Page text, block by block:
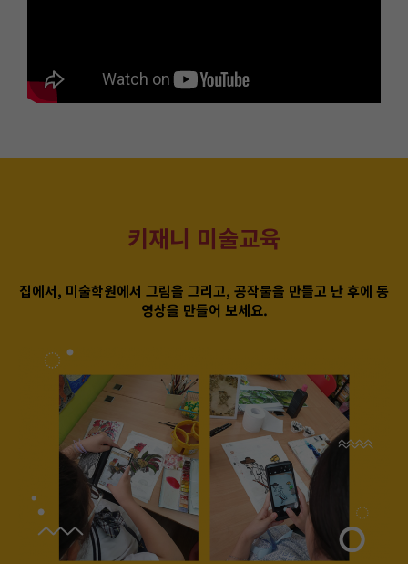
키재니 미술교육
집에서, 미술학원에서 그림을 그리고, 공작물을 만들고 난 후에 동
영상을 만들어 보세요.